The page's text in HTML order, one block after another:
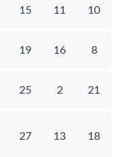
15 11 10
19 16 8
25 2 21
27 13 18